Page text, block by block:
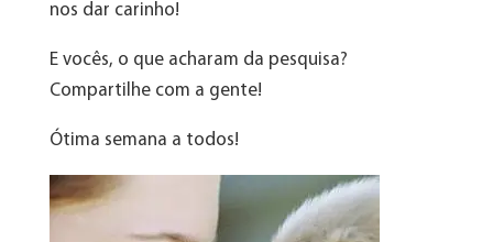
nos dar carinho!
E vocês, o que acharam da pesquisa?
Compartilhe com a gente!
Ótima semana a todos!